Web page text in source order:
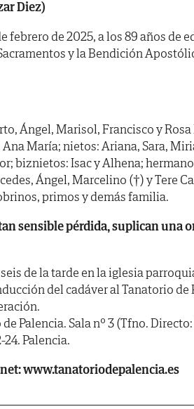
Diez)
febrero de 2025, a los 89 años de
y la Bendición
Ángel, Marisol, Francisco y
María; nietos: Ariana, Sara,
biznietos: Isac y Alhena;
Ángel, Marcelino (†) y Tere
primos y demás familia.
sensible pérdida, suplican una
de la tarde en la iglesia
del cadáver al Tanatorio de
Palencia. Sala nº 3 (Tfno.
Palencia.
www.tanatoriodepalencia.es